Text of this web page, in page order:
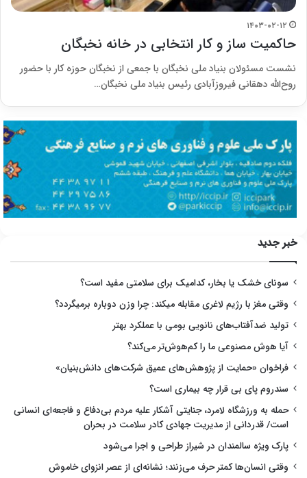
۱۴۰۳-۰۲-۱۲
حاکمیت ساز و کار انتخابی در خانه نخبگان
نشست مسئولان بنیاد ملی نخبگان با جمعی از نخبگان حوزه کار با حضور
روح‌الله دهقانی فیروزآبادی رئیس بنیاد ملی نخبگان…
خبر جدید
سونای خشک یا بخار، کدامیک برای سلامتی مفید است؟
وقتی مغز با رژیم لاغری مقابله میکند: چرا وزن دوباره برمیگردد؟
تولید ضدآفتاب‌های نانویی بومی با عملکرد بهتر
آیا هوش مصنوعی ما را کم‌هوش‌تر می‌کند؟
فراخوان «حمایت از پژوهش‌های عمیق شرکت‌های دانش‌بنیان»
سندروم پای بی قرار چه بیماری است؟
حمله به ورزشگاه لامرد، جنایتی آشکار علیه مردم بی‌دفاع و فاجعه‌ای انسانی
است/ قدردانی از مدیریت جهادی کادر سلامت در بحران
پارک ویژه سالمندان در شیراز طراحی و اجرا می‌شود
وقتی انسان‌ها کمتر حرف می‌زنند؛ نشانه‌ای از عصر انزوای خاموش